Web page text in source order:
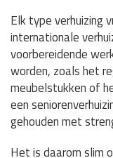
Elk type verhuizing
internationale
voorbereidende
worden, zoals het
meubelstukken of
een
gehouden met
Het is daarom slim